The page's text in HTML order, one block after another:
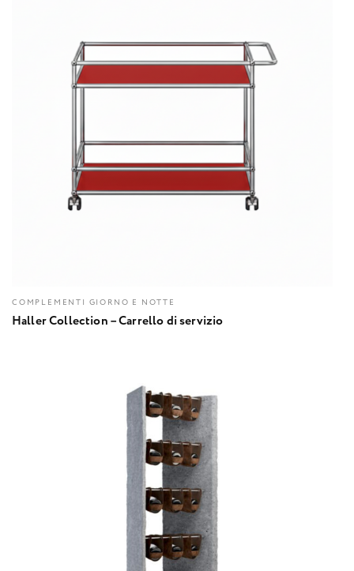
COMPLEMENTI GIORNO E NOTTE
Haller Collection – Carrello di servizio